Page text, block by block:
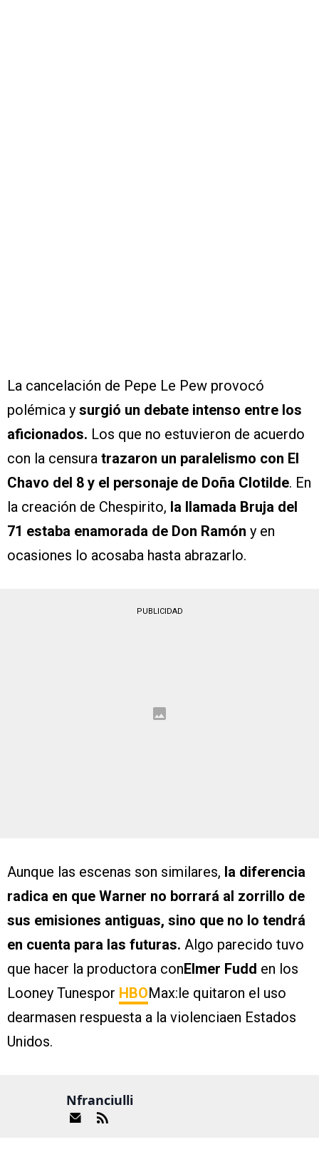
La cancelación de Pepe Le Pew provocó
polémica y surgió un debate intenso entre los
aficionados. Los que no estuvieron de acuerdo
con la censura trazaron un paralelismo con El
Chavo del 8 y el personaje de Doña Clotilde. En
la creación de Chespirito, la llamada Bruja del
71 estaba enamorada de Don Ramón y en
ocasiones lo acosaba hasta abrazarlo.
PUBLICIDAD
Aunque las escenas son similares, la diferencia
radica en que Warner no borrará al zorrillo de
sus emisiones antiguas, sino que no lo tendrá
en cuenta para las futuras. Algo parecido tuvo
que hacer la productora conElmer Fudd en los
Looney Tunespor HBOMax:le quitaron el uso
dearmasen respuesta a la violenciaen Estados
Unidos.
Nfranciulli